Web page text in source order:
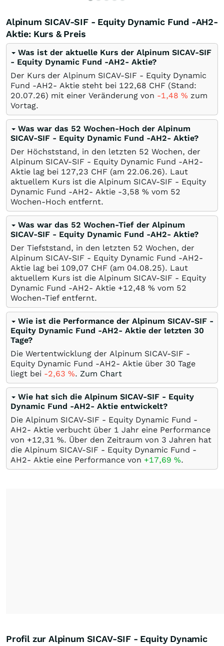
Alpinum SICAV-SIF - Equity Dynamic Fund -AH2-
Aktie: Kurs & Preis
Was ist der aktuelle Kurs der Alpinum SICAV-SIF
- Equity Dynamic Fund -AH2- Aktie?
Der Kurs der Alpinum SICAV-SIF - Equity Dynamic
Fund -AH2- Aktie steht bei 122,68 CHF (Stand:
20.07.26) mit einer Veränderung von -1,48 % zum
Vortag.
Was war das 52 Wochen-Hoch der Alpinum
SICAV-SIF - Equity Dynamic Fund -AH2- Aktie?
Der Höchststand, in den letzten 52 Wochen, der
Alpinum SICAV-SIF - Equity Dynamic Fund -AH2-
Aktie lag bei 127,23 CHF (am 22.06.26). Laut
aktuellem Kurs ist die Alpinum SICAV-SIF - Equity
Dynamic Fund -AH2- Aktie -3,58 % vom 52
Wochen-Hoch entfernt.
Was war das 52 Wochen-Tief der Alpinum
SICAV-SIF - Equity Dynamic Fund -AH2- Aktie?
Der Tiefststand, in den letzten 52 Wochen, der
Alpinum SICAV-SIF - Equity Dynamic Fund -AH2-
Aktie lag bei 109,07 CHF (am 04.08.25). Laut
aktuellem Kurs ist die Alpinum SICAV-SIF - Equity
Dynamic Fund -AH2- Aktie +12,48 % vom 52
Wochen-Tief entfernt.
Wie ist die Performance der Alpinum SICAV-SIF -
Equity Dynamic Fund -AH2- Aktie der letzten 30
Tage?
Die Wertentwicklung der Alpinum SICAV-SIF -
Equity Dynamic Fund -AH2- Aktie über 30 Tage
liegt bei -2,63 %. Zum Chart
Wie hat sich die Alpinum SICAV-SIF - Equity
Dynamic Fund -AH2- Aktie entwickelt?
Die Alpinum SICAV-SIF - Equity Dynamic Fund -
AH2- Aktie verbucht über 1 Jahr eine Performance
von +12,31 %. Über den Zeitraum von 3 Jahren hat
die Alpinum SICAV-SIF - Equity Dynamic Fund -
AH2- Aktie eine Performance von +17,69 %.
Profil zur Alpinum SICAV-SIF - Equity Dynamic